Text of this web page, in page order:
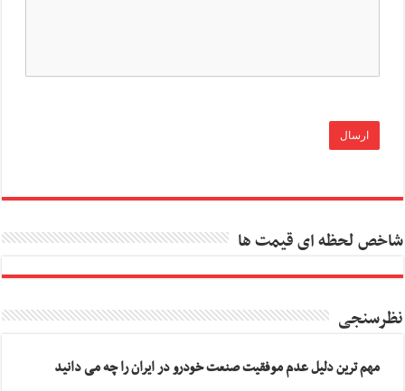
شاخص لحظه ای قیمت ها
نظرسنجی
مهم ترین دلیل عدم موفقیت صنعت خودرو در ایران را چه می دانید